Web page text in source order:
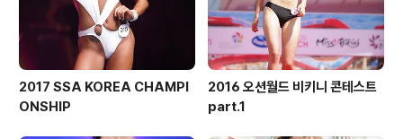
2017 SSA KOREA CHAMPI
ONSHIP
2016 오션월드 비키니 콘테스트
part.1